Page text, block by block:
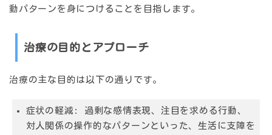
動パターンを身につける ことを目指します。
治療の目的とアプローチ
治療の主な目的は以下の通りです。
症状の軽減:
過剰な感情表現、注目を求める行動、
対人関係の操作的なパターンといった、生活に支障を